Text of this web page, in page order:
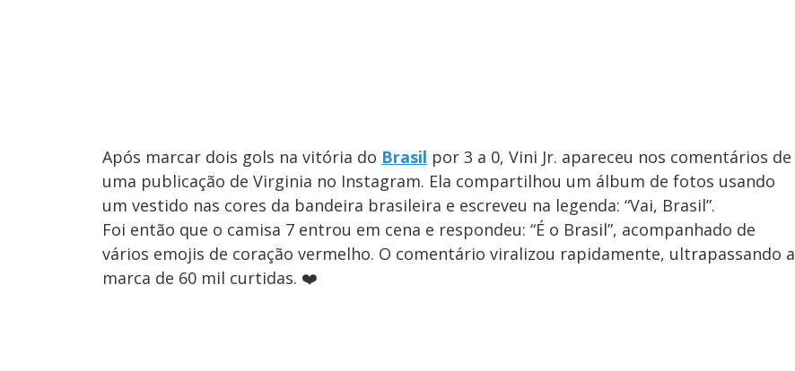
Após marcar dois gols na vitória do Brasil por 3 a 0, Vini Jr. apareceu nos comentários de
uma publicação de Virginia no Instagram. Ela compartilhou um álbum de fotos usando
um vestido nas cores da bandeira brasileira e escreveu na legenda: “Vai, Brasil”.
Foi então que o camisa 7 entrou em cena e respondeu: “É o Brasil”, acompanhado de
vários emojis de coração vermelho. O comentário viralizou rapidamente, ultrapassando a
marca de 60 mil curtidas. ❤️